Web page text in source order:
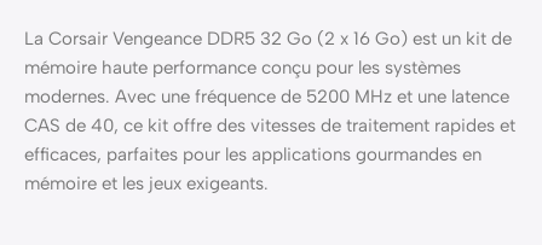
La Corsair Vengeance DDR5 32 Go (2 x 16 Go) est un kit de
mémoire haute performance conçu pour les systèmes
modernes. Avec une fréquence de 5200 MHz et une latence
CAS de 40, ce kit offre des vitesses de traitement rapides et
efficaces, parfaites pour les applications gourmandes en
mémoire et les jeux exigeants.